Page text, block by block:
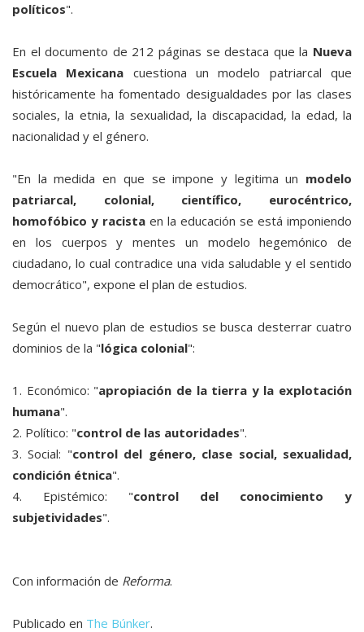
políticos".
En el documento de 212 páginas se destaca que la Nueva
Escuela Mexicana cuestiona un modelo patriarcal que
históricamente ha fomentado desigualdades por las clases
sociales, la etnia, la sexualidad, la discapacidad, la edad, la
nacionalidad y el género.
"En la medida en que se impone y legitima un modelo
patriarcal, colonial, científico, eurocéntrico,
homofóbico y racista en la educación se está imponiendo
en los cuerpos y mentes un modelo hegemónico de
ciudadano, lo cual contradice una vida saludable y el sentido
democrático", expone el plan de estudios.
Según el nuevo plan de estudios se busca desterrar cuatro
dominios de la "lógica colonial":
1. Económico: "apropiación de la tierra y la explotación
humana".
2. Político: "control de las autoridades".
3. Social: "control del género, clase social, sexualidad,
condición étnica".
4. Epistémico: "control del conocimiento y
subjetividades".
Con información de Reforma.
Publicado en The Búnker.